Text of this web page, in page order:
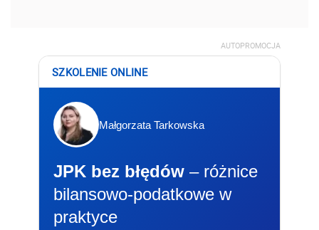
AUTOPROMOCJA
SZKOLENIE ONLINE
Małgorzata Tarkowska
JPK bez błędów – różnice
bilansowo-podatkowe w
praktyce